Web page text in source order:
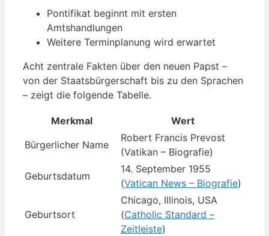
Pontifikat beginnt mit ersten
Amtshandlungen
Weitere Terminplanung wird erwartet
Acht zentrale Fakten über den neuen Papst –
von der Staatsbürgerschaft bis zu den Sprachen
– zeigt die folgende Tabelle.
Merkmal
Wert
Bürgerlicher Name
Robert Francis Prevost
(Vatikan – Biografie)
Geburtsdatum
14. September 1955
(Vatican News – Biografie)
Geburtsort
Chicago, Illinois, USA
(Catholic Standard –
Zeitleiste)